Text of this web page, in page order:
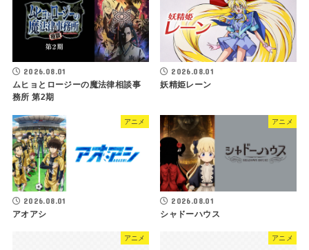
2026.08.01
ムヒョとロージーの魔法律相談事
務所 第2期
2026.08.01
妖精姫レーン
アニメ
2026.08.01
アオアシ
アニメ
2026.08.01
シャドーハウス
アニメ アニメ